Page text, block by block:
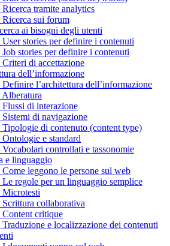
Ricerca tramite analytics
Ricerca sui forum
ai bisogni degli utenti
User stories per definire i contenuti
stories per definire i contenuti
Criteri di accettazione
dell’informazione
Definire l’architettura dell’informazione
Alberatura
Flussi di interazione
Sistemi di navigazione
Tipologie di contenuto (content type)
e standard
Vocabolari controllati e tassonomie
e linguaggio
Come leggono le persone sul web
Le regole per un linguaggio semplice
Microtesti
Scrittura collaborativa
Content critique
Traduzione e localizzazione dei contenuti